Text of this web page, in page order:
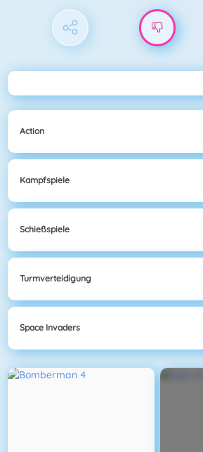
Action
Kampfspiele
Schießspiele
Turmverteidigung
Space Invaders